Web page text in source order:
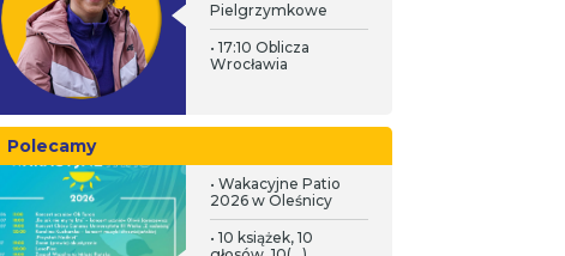
Kościół
Pielgrzymkowe
• 17:10 Oblicza
Wrocławia
Polecamy
• Wakacyjne Patio
2026 w Oleśnicy
• 10 książek, 10